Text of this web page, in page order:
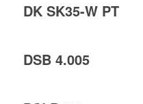
DK SK35-W PT
DSB 4.005